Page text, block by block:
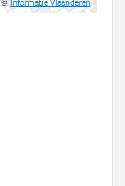
©Informatie Vlaanderen